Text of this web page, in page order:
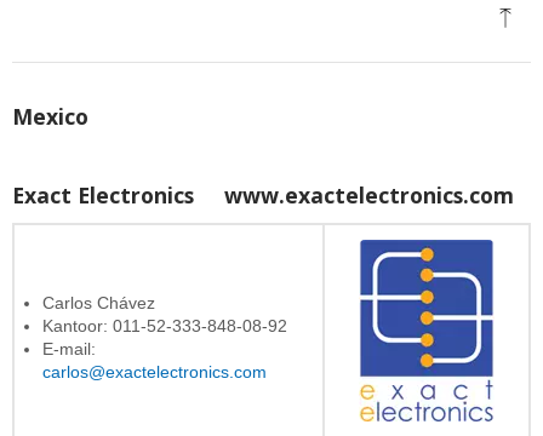
Mexico
Exact Electronics www.exactelectronics.com
Carlos Chávez
Kantoor: 011-52-333-848-08-92
E-mail:
carlos@exactelectronics.com